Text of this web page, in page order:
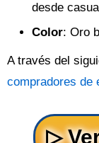
desde
Color: Oro
A través del
compradores de